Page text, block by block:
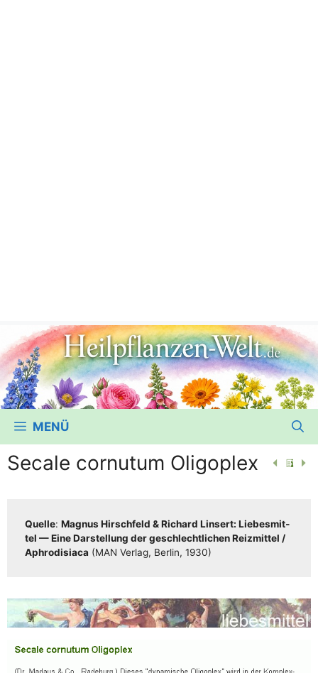
MENÜ
Secale cornutum Oligoplex
Quel­le: Magnus Hirsch­feld & Richard Lin­sert: Lie­bes­mit­
tel — Eine Dar­stel­lung der geschlecht­li­chen Reiz­mit­tel /​​
Aphro­di­sia­ca (MAN Ver­lag, Ber­lin, 1930)